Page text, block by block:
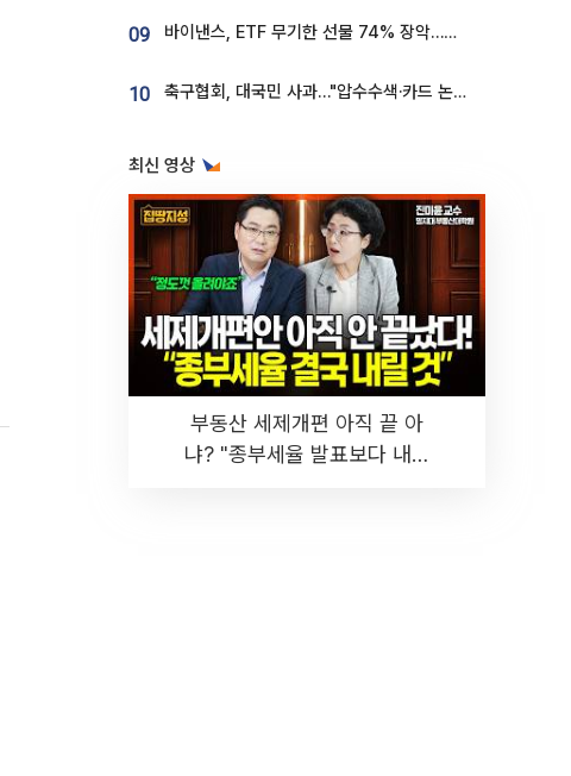
09 바이낸스, ETF 무기한 선물 74% 장악…한국 레버리지 ETF 거래 급증 [e가상자산]
10 축구협회, 대국민 사과…"압수수색·카드 논란 사죄, 강도 높은 쇄신"
최신 영상
부동산 세제개편 아직 끝 아
냐? "종부세율 발표보다 내릴